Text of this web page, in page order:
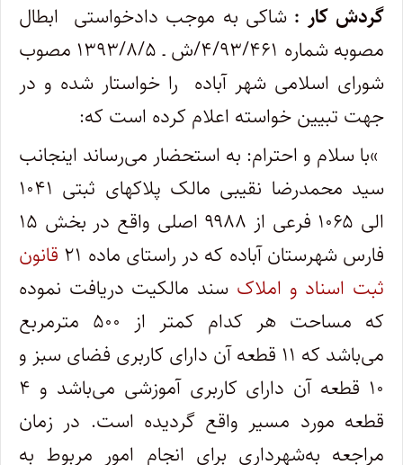
گردش کار : شاکی به موجب دادخواستی ابطال
مصوبه شماره ۴/۹۳/۴۶۱/ش ـ ۱۳۹۳/۸/۵ مصوب
شورای اسلامی شهر آباده را خواستار شده و در
جهت تبیین خواسته اعلام کرده است که:
«با سلام و احترام: به استحضار می‌رساند اینجانب
سید محمدرضا نقیبی مالک پلاکهای ثبتی ۱۰۴۱
الی ۱۰۶۵ فرعی از ۹۹۸۸ اصلی واقع در بخش ۱۵
فارس شهرستان آباده که در راستای ماده ۲۱
قانون
ثبت اسناد و املاک سند مالکیت دریافت نموده
که مساحت هر کدام کمتر از ۵۰۰ مترمربع
می‌باشد که ۱۱ قطعه آن دارای کاربری فضای سبز و
۱۰ قطعه آن دارای کاربری آموزشی می‌باشد و ۴
قطعه مورد مسیر واقع گردیده است. در زمان
مراجعه به‌شهرداری برای انجام امور مربوط به